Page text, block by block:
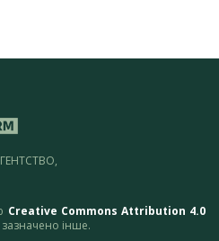
Creative Commons Attribution 4.0
інше.